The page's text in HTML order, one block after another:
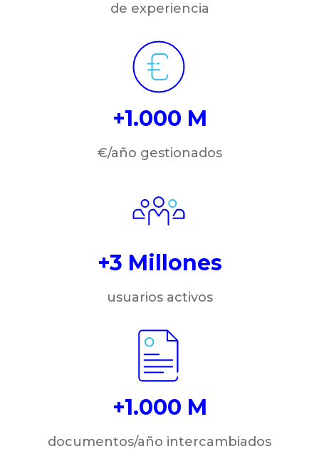
de experiencia
+1.000 M
€/año gestionados
+3 Millones
usuarios activos
+1.000 M
documentos/año intercambiados